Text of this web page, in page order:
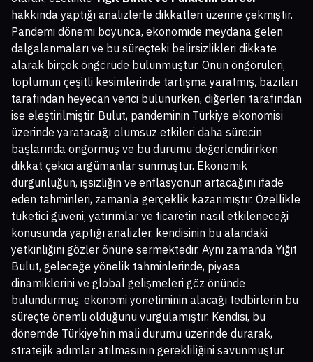
hakkında yaptığı analizlerle dikkatleri üzerine çekmiştir.
Pandemi dönemi boyunca, ekonomide meydana gelen
dalgalanmaları ve bu süreçteki belirsizlikleri dikkate
alarak birçok öngörüde bulunmuştur. Onun öngörüleri,
toplumun çeşitli kesimlerinde tartışma yaratmış, bazıları
tarafından heyecan verici bulunurken, diğerleri tarafından
ise eleştirilmiştir. Bulut, pandeminin Türkiye ekonomisi
üzerinde yaratacağı olumsuz etkileri daha sürecin
başlarında öngörmüş ve bu durumu değerlendirirken
dikkat çekici argümanlar sunmuştur. Ekonomik
durgunluğun, işsizliğin ve enflasyonun artacağını ifade
eden tahminleri, zamanla gerçeklik kazanmıştır. Özellikle
tüketici güveni, yatırımlar ve ticaretin nasıl etkileneceği
konusunda yaptığı analizler, kendisinin bu alandaki
yetkinliğini gözler önüne sermektedir. Aynı zamanda Yiğit
Bulut, geleceğe yönelik tahminlerinde, piyasa
dinamiklerini ve global gelişmeleri göz önünde
bulundurmuş, ekonomi yönetiminin alacağı tedbirlerin bu
süreçte önemli olduğunu vurgulamıştır. Kendisi, bu
dönemde Türkiye’nin mali durumu üzerinde durarak,
stratejik adımlar atılmasının gerekliliğini savunmuştur.